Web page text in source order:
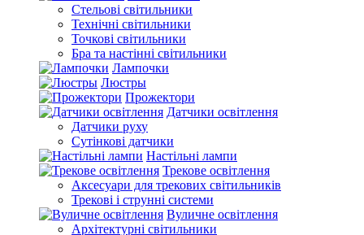
Стельові світильники
Технічні світильники
Точкові світильники
Бра та настінні світильники
Лампочки
Люстры
Прожектори
Датчики освітлення
Датчики руху
Сутінкові датчики
Настільні лампи
Трекове освітлення
Аксесуари для трекових світильників
Трекові і струнні системи
Вуличне освітлення
Архітектурні світильники